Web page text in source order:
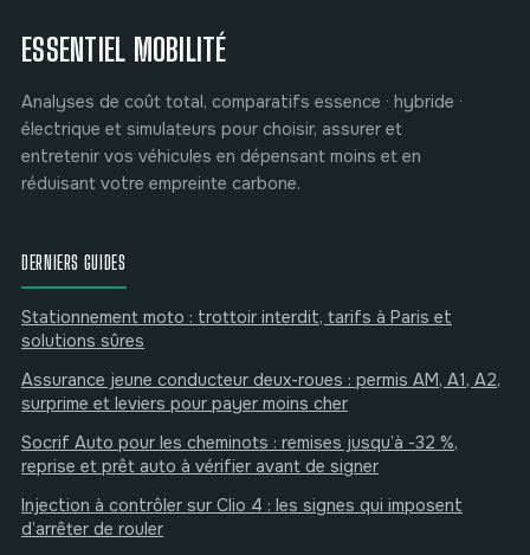
ESSENTIEL MOBILITÉ
Analyses de coût total, comparatifs essence · hybride ·
électrique et simulateurs pour choisir, assurer et
entretenir vos véhicules en dépensant moins et en
réduisant votre empreinte carbone.
DERNIERS GUIDES
Stationnement moto : trottoir interdit, tarifs à Paris et
solutions sûres
Assurance jeune conducteur deux-roues : permis AM, A1, A2,
surprime et leviers pour payer moins cher
Socrif Auto pour les cheminots : remises jusqu’à -32 %,
reprise et prêt auto à vérifier avant de signer
Injection à contrôler sur Clio 4 : les signes qui imposent
d’arrêter de rouler